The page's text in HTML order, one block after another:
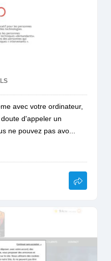
avec votre ordinateur,
d'appeler un
ne pouvez pas avo...